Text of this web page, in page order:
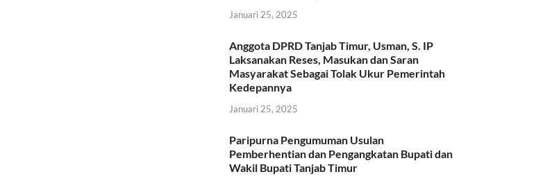
Januari 25, 2025
Anggota DPRD Tanjab Timur, Usman, S. IP
Laksanakan Reses, Masukan dan Saran
Masyarakat Sebagai Tolak Ukur Pemerintah
Kedepannya
Januari 25, 2025
Paripurna Pengumuman Usulan
Pemberhentian dan Pengangkatan Bupati dan
Wakil Bupati Tanjab Timur